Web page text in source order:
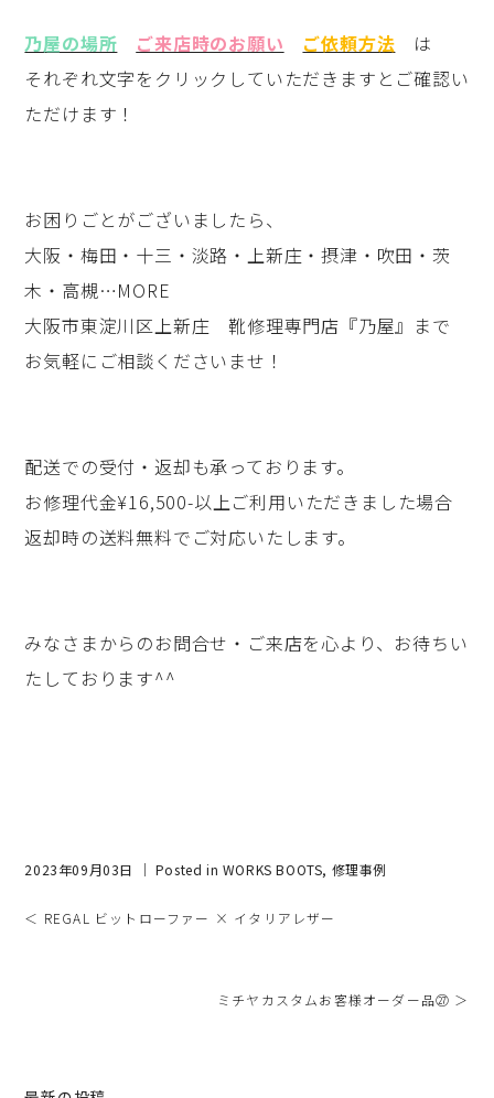
乃屋の場所 ご来店時のお願い ご依頼方法 は
それぞれ文字をクリックしていただきますとご確認い
ただけます！
お困りごとがございましたら、
大阪・梅田・十三・淡路・上新庄・摂津・吹田・茨
木・高槻…MORE
大阪市東淀川区上新庄 靴修理専門店『乃屋』まで
お気軽にご相談くださいませ！
配送での受付・返却も承っております。
お修理代金¥16,500-以上ご利用いただきました場合
返却時の送料無料でご対応いたします。
みなさまからのお問合せ・ご来店を心より、お待ちい
たしております^^
2023年09月03日 ｜ Posted in WORKS BOOTS, 修理事例
＜ REGAL ビットローファー × イタリアレザー
ミチヤカスタムお客様オーダー品㉗ ＞